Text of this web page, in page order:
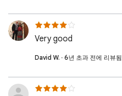
Very good
David W. · 6년 초과 전에 리뷰됨